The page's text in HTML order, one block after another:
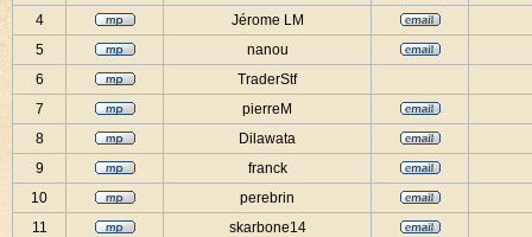
4
Jérome LM
5
nanou
6
TraderStf
7
pierreM
8
Dilawata
9
franck
10
perebrin
11
skarbone14